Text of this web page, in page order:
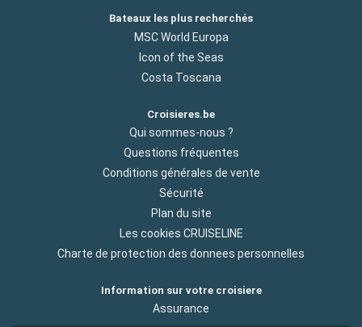
Bateaux les plus recherchés
MSC World Europa
Icon of the Seas
Costa Toscana
Croisieres.be
Qui sommes-nous ?
Questions fréquentes
Conditions générales de vente
Sécurité
Plan du site
Les cookies CRUISELINE
Charte de protection des donnees personnelles
Information sur votre croisiere
Assurance